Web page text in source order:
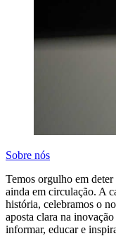
Sobre nós
Temos orgulho em
ainda em circulação. A
história, celebramos o
aposta clara na
informar, educar e